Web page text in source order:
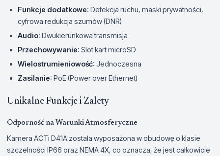
Funkcje dodatkowe: Detekcja ruchu, maski prywatności,
cyfrowa redukcja szumów (DNR)
Audio: Dwukierunkowa transmisja
Przechowywanie: Slot kart microSD
Wielostrumieniowość: Jednoczesna
Zasilanie: PoE (Power over Ethernet)
Unikalne Funkcje i Zalety
Odporność na Warunki Atmosferyczne
Kamera ACTi D41A została wyposażona w obudowę o klasie
szczelności IP66 oraz NEMA 4X, co oznacza, że jest całkowicie